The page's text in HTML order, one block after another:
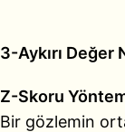
3-Aykırı Değer
Z-Skoru
Bir gözlemin